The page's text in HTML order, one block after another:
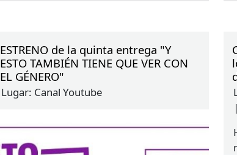
ESTRENO de la quinta entrega "Y
ESTO TAMBIÉN TIENE QUE VER CON
EL GÉNERO"
Lugar: Canal Youtube